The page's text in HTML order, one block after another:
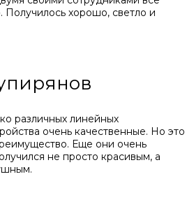
Получилось хорошо, светло и
различных линейных
очень качественные. Но это
Еще они очень
не просто красивым, а